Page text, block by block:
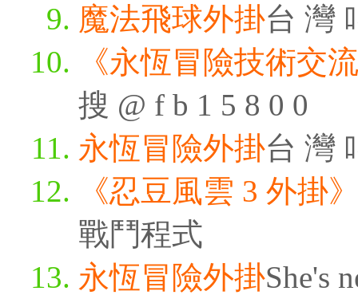
魔法飛球外掛台 灣
《永恆冒險技術交
搜 @ f b 1 5 8 0 0
永恆冒險外掛台 灣
《忍豆風雲 3 外掛
戰鬥程式
永恆冒險外掛She's